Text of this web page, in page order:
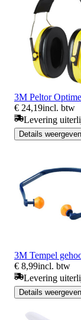
3M Peltor
€ 24,19incl. btw
Levering
Details weergeven
3M Tempel
€ 8,99incl. btw
Levering
Details weergeven